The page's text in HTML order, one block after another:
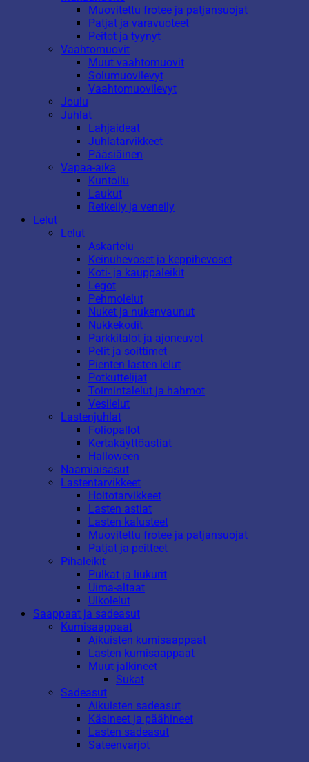
Muovitettu frotee ja patjansuojat
Patjat ja varavuoteet
Peitot ja tyynyt
Vaahtomuovit
Muut vaahtomuovit
Solumuovilevyt
Vaahtomuovilevyt
Joulu
Juhlat
Lahjaideat
Juhlatarvikkeet
Pääsiäinen
Vapaa-aika
Kuntoilu
Laukut
Retkeily ja veneily
Lelut
Lelut
Askartelu
Keinuhevoset ja keppihevoset
Koti- ja kauppaleikit
Legot
Pehmolelut
Nuket ja nukenvaunut
Nukkekodit
Parkkitalot ja ajoneuvot
Pelit ja soittimet
Pienten lasten lelut
Potkuttelijat
Toimintalelut ja hahmot
Vesilelut
Lastenjuhlat
Foliopallot
Kertakäyttöastiat
Halloween
Naamiaisasut
Lastentarvikkeet
Hoitotarvikkeet
Lasten astiat
Lasten kalusteet
Muovitettu frotee ja patjansuojat
Patjat ja peitteet
Pihaleikit
Pulkat ja liukurit
Uima-altaat
Ulkolelut
Saappaat ja sadeasut
Kumisaappaat
Aikuisten kumisaappaat
Lasten kumisaappaat
Muut jalkineet
Sukat
Sadeasut
Aikuisten sadeasut
Käsineet ja päähineet
Lasten sadeasut
Sateenvarjot